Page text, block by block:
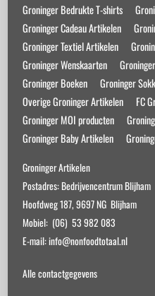
Groninger Bedrukte T-shirts
Groninger Cadeau Artikelen
Groninger Textiel Artikelen
Groninger Wenskaarten
Groninger Boeken
Groninger
Overige Groninger Artikelen
FC
Groninger MOI producten
Groninger Baby Artikelen
Groninger Artikelen
Postadres: Bedrijvencentrum Blijham
Hoofdweg 187, 9697 NG Blijham
Mobiel: (06) 53 982 083
E-mail: info@nonfoodtotaal.nl
Alle contactgegevens